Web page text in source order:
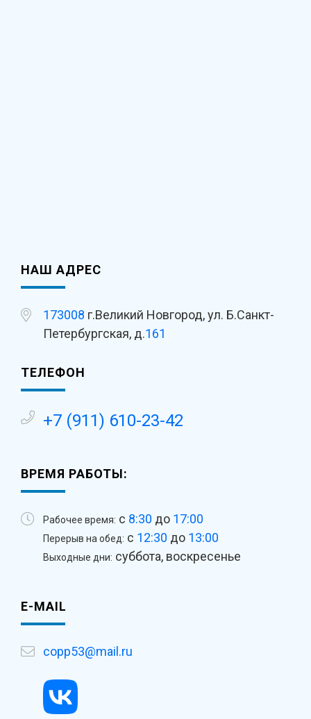
НАШ АДРЕС
173008 г.Великий Новгород, ул. Б.Санкт-
Петербургская, д.161
ТЕЛЕФОН
+7 (911) 610-23-42
ВРЕМЯ РАБОТЫ:
Рабочее время: с 8:30 до 17:00
Перерыв на обед: с 12:30 до 13:00
Выходные дни: суббота, воскресенье
E-MAIL
copp53@mail.ru